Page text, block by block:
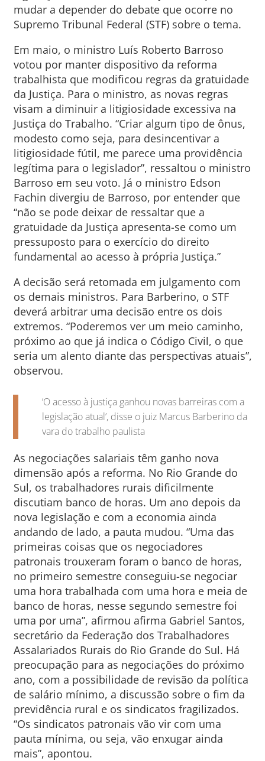
mudar a depender do debate que ocorre no
Supremo Tribunal Federal (STF) sobre o tema.
Em maio, o ministro Luís Roberto Barroso
votou por manter dispositivo da reforma
trabalhista que modificou regras da gratuidade
da Justiça. Para o ministro, as novas regras
visam a diminuir a litigiosidade excessiva na
Justiça do Trabalho. “Criar algum tipo de ônus,
modesto como seja, para desincentivar a
litigiosidade fútil, me parece uma providência
legítima para o legislador”, ressaltou o ministro
Barroso em seu voto. Já o ministro Edson
Fachin divergiu de Barroso, por entender que
“não se pode deixar de ressaltar que a
gratuidade da Justiça apresenta-se como um
pressuposto para o exercício do direito
fundamental ao acesso à própria Justiça.”
A decisão será retomada em julgamento com
os demais ministros. Para Barberino, o STF
deverá arbitrar uma decisão entre os dois
extremos. “Poderemos ver um meio caminho,
próximo ao que já indica o Código Civil, o que
seria um alento diante das perspectivas atuais”,
observou.
‘O acesso à justiça ganhou novas barreiras com a
legislação atual’, disse o juiz Marcus Barberino da
vara do trabalho paulista
As negociações salariais têm ganho nova
dimensão após a reforma. No Rio Grande do
Sul, os trabalhadores rurais dificilmente
discutiam banco de horas. Um ano depois da
nova legislação e com a economia ainda
andando de lado, a pauta mudou. “Uma das
primeiras coisas que os negociadores
patronais trouxeram foram o banco de horas,
no primeiro semestre conseguiu-se negociar
uma hora trabalhada com uma hora e meia de
banco de horas, nesse segundo semestre foi
uma por uma”, afirmou afirma Gabriel Santos,
secretário da Federação dos Trabalhadores
Assalariados Rurais do Rio Grande do Sul. Há
preocupação para as negociações do próximo
ano, com a possibilidade de revisão da política
de salário mínimo, a discussão sobre o fim da
previdência rural e os sindicatos fragilizados.
“Os sindicatos patronais vão vir com uma
pauta mínima, ou seja, vão enxugar ainda
mais”, apontou.